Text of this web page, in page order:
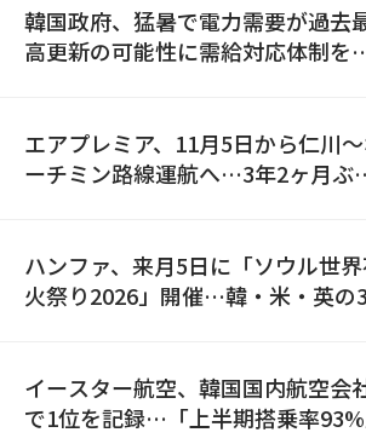
韓国政府、猛暑で電力需要が過去
高更新の可能性に需給対応体制を
エアプレミア、11月5日から仁川
ーチミン路線運航へ…3年2ヶ月ぶ
ハンファ、来月5日に「ソウル世
火祭り2026」開催…韓・米・英の
イースター航空、韓国国内航空会
で1位を記録…「上半期搭乗率93%